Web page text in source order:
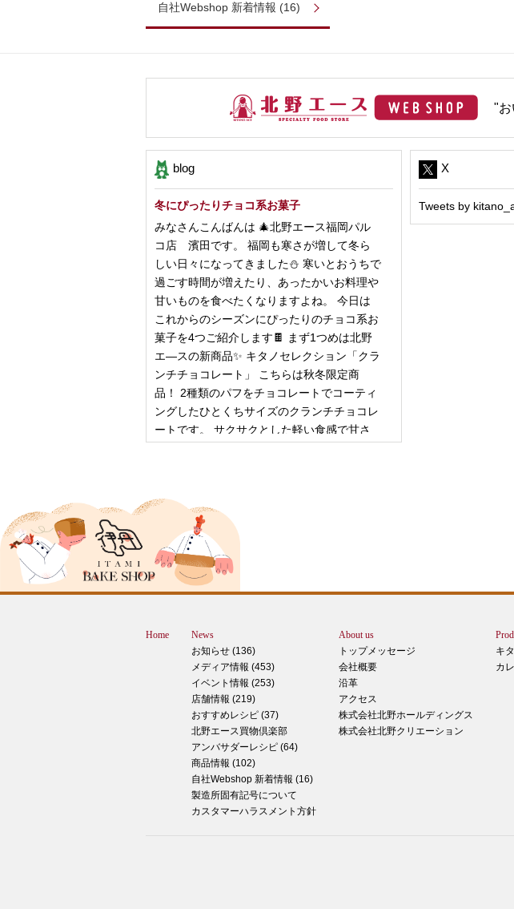
自社Webshop 新着情報 (16)
"お
blog
冬にぴったりチョコ系お菓子
みなさんこんばんは 🎄北野エース福岡パル
コ店 濱田です。 福岡も寒さが増して冬ら
しい日々になってきました⛄️ 寒いとおうちで
過ごす時間が増えたり、あったかいお料理や
甘いものを食べたくなりますよね。 今日は
これからのシーズンにぴったりのチョコ系お
菓子を4つご紹介します🍫 まず1つめは北野
エ―スの新商品✨ キタノセレクション「クラ
ンチチョコレート」 こちらは秋冬限定商
品！ 2種類のパフをチョコレートでコーティ
ングしたひとくちサイズのクランチチョコレ
ートです。 サクサクとした軽い食感で甘さ
ピザ立ちぬ
ブログをご覧の皆様、こんにちは！北野エー
スMOMOテラス店の大西です。 いきなりで
すが、これは何だと思いますか？ ヒントは
12月に活躍するあの食べ物です！ はんぺ
す。 それでは正解発表です。リバースカー
ドオープン！！ なんと四角いピザなんで
す！今回は冬に大活躍のピザ、紹介いたしま
す。 キタノセレクション手のばしピザ マ
ルゲリータ 北野エースオリジナル商品のピ
ザになります。特徴は何といってもこの形！
生地はひとつひとつ手で
2024年12月14日
もっちもち！和スイーツと一緒に素敵なティ
ータイムを ♪
X
Tweets by
Home
News
お知らせ (136)
メディア情報 (453)
イベント情報 (253)
店舗情報 (219)
おすすめレシピ (37)
北野エース買物倶楽部
アンバサダーレシピ (64)
商品情報 (102)
自社Webshop 新着情報 (16)
製造所固有記号について
カスタマーハラスメント方針
About us
トップメッセージ
会社概要
沿革
アクセス
株式会社北野ホールディングス
株式会社北野クリエーション
キ
カ